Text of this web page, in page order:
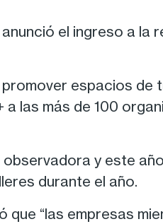
el ingreso a la
espacios de
las más de 100
y este
durante el año.
“las empresas